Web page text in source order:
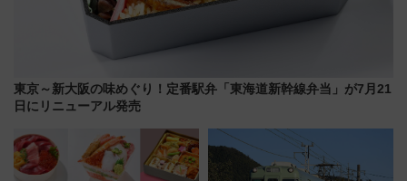
東京～新大阪の味めぐり！定番駅弁「東海道新幹線弁当」が7月21
日にリニューアル発売